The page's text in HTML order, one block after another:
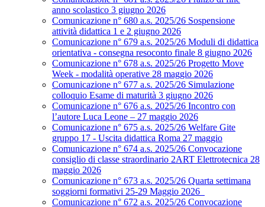
anno scolastico 3 giugno 2026
Comunicazione n° 680 a.s. 2025/26 Sospensione
attività didattica 1 e 2 giugno 2026
Comunicazione n° 679 a.s. 2025/26 Moduli di didattica
orientativa - consegna resoconto finale 8 giugno 2026
Comunicazione n° 678 a.s. 2025/26 Progetto Move
Week - modalità operative 28 maggio 2026
Comunicazione n° 677 a.s. 2025/26 Simulazione
colloquio Esame di maturità 3 giugno 2026
Comunicazione n° 676 a.s. 2025/26 Incontro con
l’autore Luca Leone – 27 maggio 2026
Comunicazione n° 675 a.s. 2025/26 Welfare Gite
gruppo 17 - Uscita didattica Roma 27 maggio
Comunicazione n° 674 a.s. 2025/26 Convocazione
consiglio di classe straordinario 2ART Elettrotecnica 28
maggio 2026
Comunicazione n° 673 a.s. 2025/26 Quarta settimana
soggiorni formativi 25-29 Maggio 2026
Comunicazione n° 672 a.s. 2025/26 Convocazione